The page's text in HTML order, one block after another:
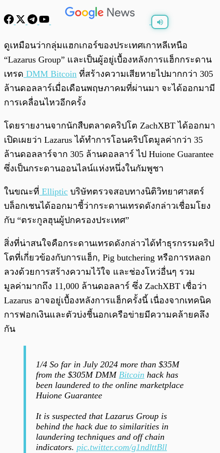
พร้อมเล่น 0:00 /
ดูเหมือนว่ากลุ่มแฮกเกอร์ของประเทศเกาหลีเหนือ
“Lazarus Group” และเป็นผู้อยู่เบื้องหลังการแฮ็กกระดาน
เทรด DMM Bitcoin ที่สร้างความเสียหายไปมากกว่า 305
ล้านดอลลาร์เมื่อเดือนพฤษภาคมที่ผ่านมา จะได้ออกมามี
การเคลื่อนไหวอีกครั้ง
โดยรายงานจากนักสืบตลาดคริปโต ZachXBT ได้ออกมา
เปิดเผยว่า Lazarus ได้ทำการโอนคริปโตมูลค่ากว่า 35
ล้านดอลลาร์จาก 305 ล้านดอลลาร์ ไป Huione Guarantee
ซึ่งเป็นกระดานออนไลน์แห่งหนึ่งในกัมพูชา
ในขณะที่ Elliptic บริษัทตรวจสอบทางนิติวิทยาศาสตร์
บล็อกเชนได้ออกมาชี้ว่ากระดานเทรดดังกล่าวเชื่อมโยง
กับ “ตระกูลฮุนผู้ปกครองประเทศ”
สิ่งที่น่าสนใจคือกระดานเทรดดังกล่าวได้ทำธุรกรรมคริป
โตที่เกี่ยวข้องกับการแฮ็ก, Pig butchering หรือการหลอก
ลวงด้วยการสร้างความไว้ใจ และช่องโหว่อื่นๆ รวม
มูลค่ามากถึง 11,000 ล้านดอลลาร์ ซึ่ง ZachXBT เชื่อว่า
Lazarus อาจอยู่เบื้องหลังการแฮ็กครั้งนี้ เนื่องจากเทคนิค
การฟอกเงินและตัวบ่งชี้นอกเครือข่ายมีความคล้ายคลึง
กัน
1/4 So far in July 2024 more than $35M
from the $305M DMM Bitcoin hack has
been laundered to the online marketplace
Huione Guarantee
It is suspected that Lazarus Group is
behind the hack due to similarities in
laundering techniques and off chain
indicators. pic.twitter.com/g1ndlttBll